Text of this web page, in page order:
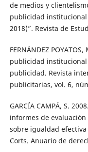
de medios y
publicidad institucional
2018)”. Revista de
FERNÁNDEZ
publicidad institucional
publicidad. Revista
publicitarias, vol. 6,
GARCÍA CAMPÁ, S.
informes de
sobre igualdad
Corts. Anuario de